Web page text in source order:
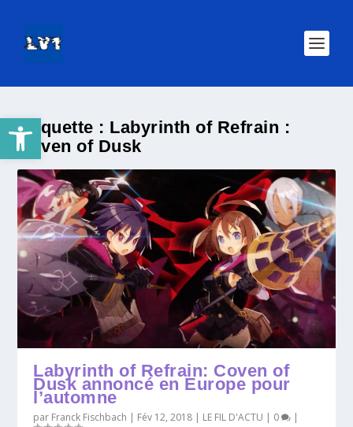
Ouvrir la barre d’outilsÉtiquette : Labyrinth of Refrain :
Coven of Dusk
Labyrinth of Refrain: Coven of
Dusk annoncé en Europe pour
l’automne
par Franck Fischbach | Fév 12, 2018 | LE FIL D'ACTU | 0 |